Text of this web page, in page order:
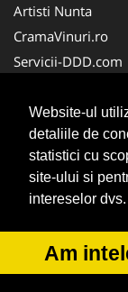
Website-ul
detaliile de
statistici cu
site-ului si
intereselor dvs.
Am
Artisti Nunta
CramaVinuri.ro
Servicii-DDD.com
Club Copii
Club de Sport
Centre Plasament
© 2014-2026
ANPC SOL